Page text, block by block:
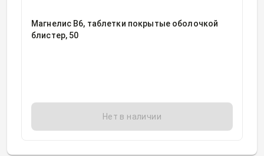
Магнелис В6, таблетки покрытые оболочкой
блистер, 50
Нет в наличии